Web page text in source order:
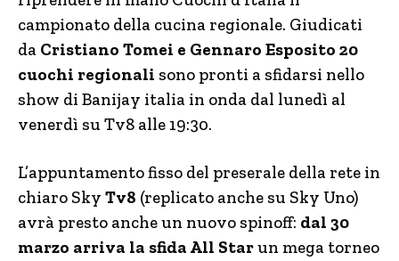
campionato della cucina regionale. Giudicati
da Cristiano Tomei e Gennaro Esposito 20
cuochi regionali sono pronti a sfidarsi nello
show di Banijay italia in onda dal lunedì al
venerdì su Tv8 alle 19:30.
L’appuntamento fisso del preserale della rete in
chiaro Sky Tv8 (replicato anche su Sky Uno)
avrà presto anche un nuovo spinoff: dal 30
marzo arriva la sfida All Starun mega torneo